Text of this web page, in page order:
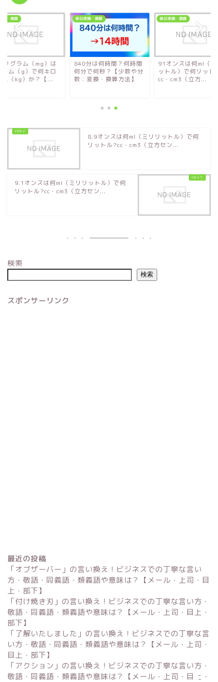
換・換算
リグラム（mg）は
ラム（g）で何キロ
ム（kg）か？【...
単位変換・換算
840分は何時間？何時間
何分で何秒？【少数や分
数：変換・換算方法】
単位変換・換算
91オンスは何ml（
ットル）で何リット
cc・cm3（立方...
8.9オンスは何ml（ミリリットル）で何
リットル?cc・cm3（立方セン...
9.1オンスは何ml（ミリリットル）で何
リットル?cc・cm3（立方セン...
検索
検索
スポンサーリンク
最近の投稿
「オブザーバー」の言い換え！ビジネスでの丁寧な言い
方・敬語・同義語・類義語や意味は？【メール・上司・目
上・部下】
「付け焼き刃」の言い換え！ビジネスでの丁寧な言い方・
敬語・同義語・類義語や意味は？【メール・上司・目上・
部下】
「了解いたしました」の言い換え！ビジネスでの丁寧な言
い方・敬語・同義語・類義語や意味は？【メール・上司・
目上・部下】
「アクション」の言い換え！ビジネスでの丁寧な言い方・
敬語・同義語・類義語や意味は？【メール・上司・目上・
Excel
単位変換・換算
科学・計算関連